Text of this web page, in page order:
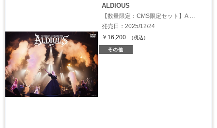
ALDIOUS
【数量限定：CMS限定セット】A …
発売日：2025/12/24
￥16,200
（税込）